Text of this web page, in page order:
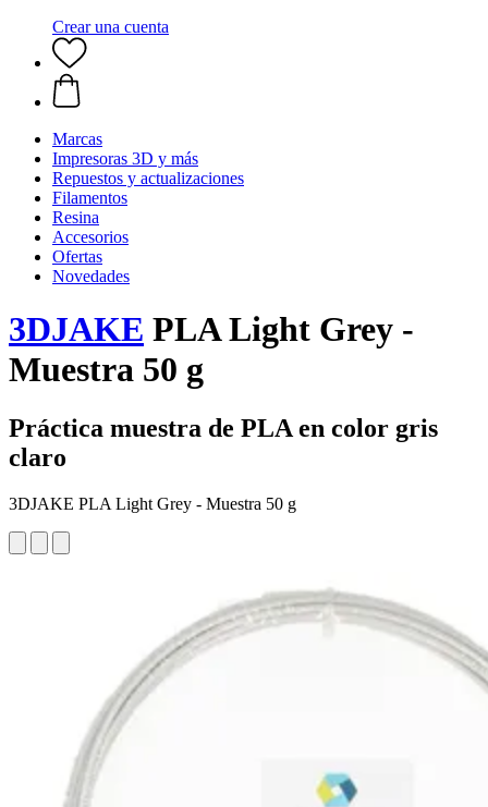
Crear una cuenta
Marcas
Impresoras 3D y más
Repuestos y actualizaciones
Filamentos
Resina
Accesorios
Ofertas
Novedades
3DJAKE PLA Light Grey -
Muestra 50 g
Práctica muestra de PLA en color gris
claro
3DJAKE PLA Light Grey - Muestra 50 g